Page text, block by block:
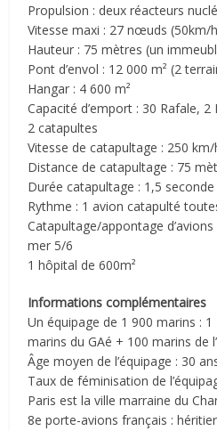
Propulsion : deux réacteurs
Vitesse maxi : 27 nœuds
Hauteur : 75 mètres (un
Pont d’envol : 12 000 m² (2
Hangar : 4 600 m²
Capacité d’emport : 30 Rafale,
2 catapultes
Vitesse de catapultage : 250 km/
Distance de catapultage : 75
Durée catapultage : 1,5 seconde
Rythme : 1 avion catapulté
Catapultage/appontage
mer 5/6
1 hôpital de 600m²
Informations complémentaires
Un équipage de 1 900 marins :
marins du GAé + 100 marins de
Âge moyen de l’équipage : 30
Taux de féminisation de
Paris est la ville marraine du
8e porte-avions français :